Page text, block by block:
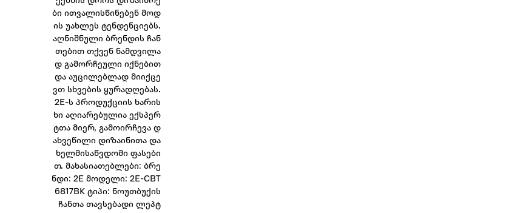
ბი ითვალისწინებენ მოდ
ის უახლეს ტენდენციებს.
აღნიშნული ბრენდის ჩან
თებით თქვენ ნამდვილა
დ გამორჩეული იქნებით
და აუცილებლად მიიქცე
ვთ სხვების ყურადღებას.
2E-ს პროდუქციის ხარის
ხი აღიარებულია ექსპერ
ტთა მიერ, გამოირჩევა დ
ახვეწილი დიზაინითა და
ხელმისაწვდომი ფასები
თ. მახასიათებლები: ბრე
ნდი: 2E მოდელი: 2E-CBT
6817BK ტიპი: ნოუთბუქის
ჩანთა თავსებადი ლეპტ